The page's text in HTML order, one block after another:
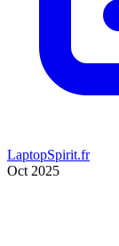
LaptopSpirit.fr
Oct 2025